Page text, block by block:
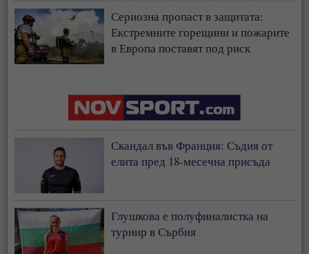
Сериозна пропаст в защитата:
Екстремните горещини и пожарите
в Европа поставят под риск
Скандал във Франция: Съдия от
елита пред 18-месечна присъда
Глушкова е полуфиналистка на
турнир в Сърбия